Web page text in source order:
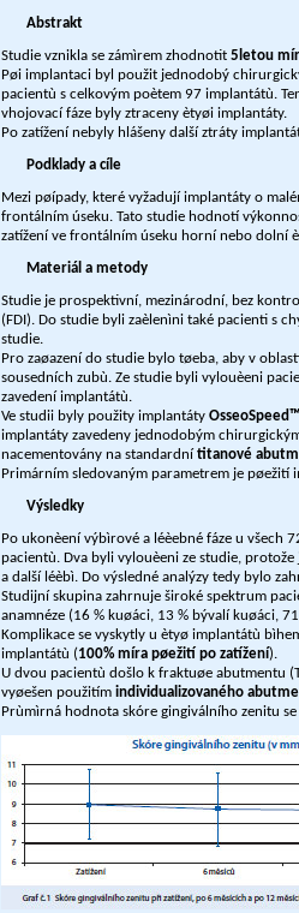
Abstrakt
Studie vznikla se zámìrem zhodnotit 5letou
Pøi implantaci byl použit jednodobý
pacientù s celkovým poètem 97 implantátù.
vhojovací fáze byly ztraceny ètyøi implantáty.
Po zatížení nebyly hlášeny další ztráty
Podklady a cíle
Mezi pøípady, které vyžadují implantáty o
frontálním úseku. Tato studie hodnotí
zatížení ve frontálním úseku horní nebo dolní
Materiál a metody
Studie je prospektivní, mezinárodní, bez
(FDI). Do studie byli zaèlenìni také pacienti s
studie.
Pro zaøazení do studie bylo tøeba, aby v
sousedních zubù. Ze studie byli vylouèeni
zavedení implantátù.
Ve studii byly použity implantáty
implantáty zavedeny jednodobým
nacementovány na standardnítitanové
Primárním sledovaným parametrem je pøežití
Výsledky
Po ukonèení výbìrové a léèebné fáze u všech
pacientù. Dva byli vylouèeni ze studie,
a další léèbì. Do výsledné analýzy tedy bylo
Studijní skupina zahrnuje široké spektrum
anamnéze (16 % kuøáci, 13 % bývalí kuøáci,
Komplikace se vyskytly u ètyø implantátù
implantátù (100% míra pøežití po zatížení).
U dvou pacientù došlo k fraktuøe abutmentu
vyøešen použitím individualizovaného
Prùmìrná hodnota skóre gingiválního zenitu